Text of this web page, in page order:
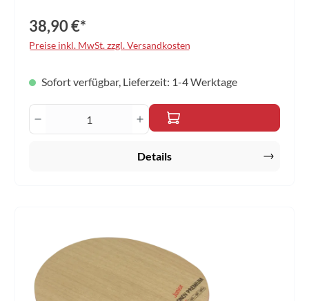
38,90 €*
Preise inkl. MwSt. zzgl. Versandkosten
Sofort verfügbar, Lieferzeit: 1-4 Werktage
Produkt Anzahl: Gib den gewünschten
Details